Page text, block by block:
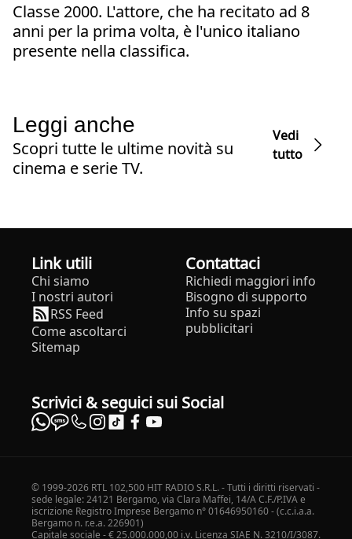
Classe 2000. L'attore, che ha recitato ad 8
anni per la prima volta, è l'unico italiano
presente nella classifica.
Leggi anche
Scopri tutte le ultime novità su
cinema e serie TV.
Vedi
tutto
Link utili
Chi siamo
I nostri autori
RSS Feed
Come ascoltarci
Sitemap
Contattaci
Richiedi maggiori info
Bisogno di supporto
Info su spazi
pubblicitari
Scrivici & seguici sui Social
© 1999-2026 RTL 102,500 HIT RADIO S.R.L. - Tutti i diritti riservati -
sede legale: 24121 Bergamo, via Clara Maffei, 14/A C.F./P.IVA e
iscrizione Registro Imprese Bergamo n° 01646950160 - (c.c.i.a.a.
Bergamo n. r.e.a. 226901)
Capitale sociale - € 25.000.000,00 i.v. Licenza SIAE N. 3210/I/3087.